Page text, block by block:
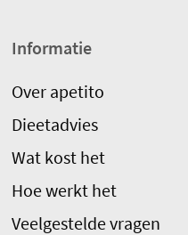
Informatie
Over apetito
Dieetadvies
Wat kost het
Hoe werkt het
Veelgestelde vragen